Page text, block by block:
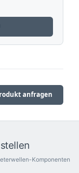
anfragen
Komponenten